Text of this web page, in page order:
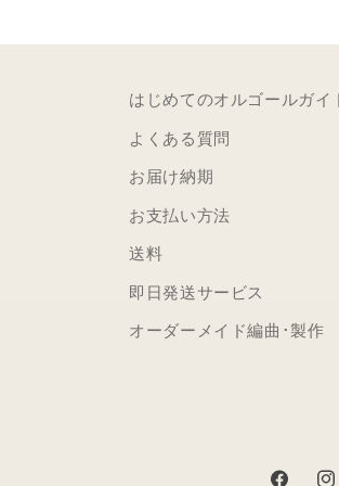
はじめてのオルゴールガイ
よくある質問
お届け納期
お支払い方法
送料
即日発送サービス
オーダーメイド編曲･製作